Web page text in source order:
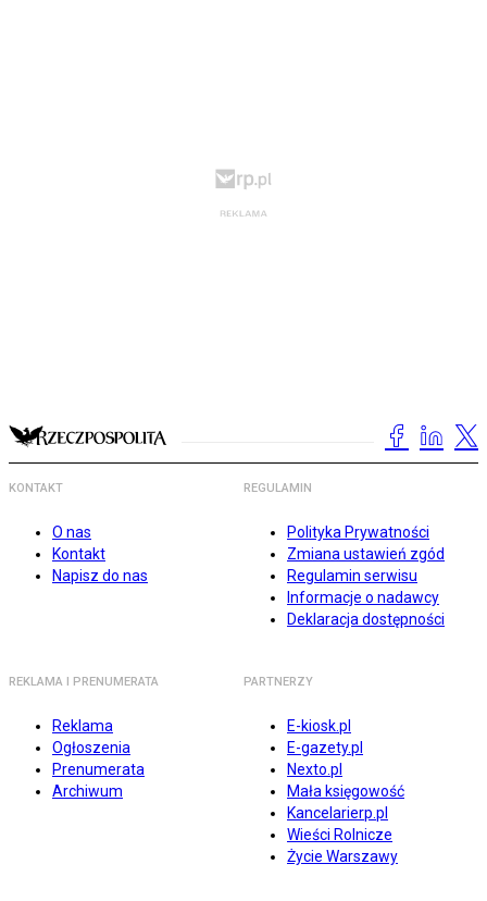
KONTAKT
O nas
Kontakt
Napisz do nas
REGULAMIN
Polityka Prywatności
Zmiana ustawień zgód
Regulamin serwisu
Informacje o nadawcy
Deklaracja dostępności
REKLAMA I PRENUMERATA
Reklama
Ogłoszenia
Prenumerata
Archiwum
PARTNERZY
E-kiosk.pl
E-gazety.pl
Nexto.pl
Mała księgowość
Kancelarierp.pl
Wieści Rolnicze
Życie Warszawy